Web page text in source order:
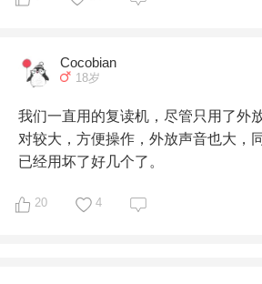
六，车上听
给家里的车里也存了很多宝贝喜欢听
等，因为每周末都会带孩子出去玩，
间就将近两小时，所以，给车里存放
一边看着路上的风景，一边跟随车里
3.桌面版牛听听。我也没有充电习惯
版。娃画画玩耍的时候播英语，睡前
可以用手机控制，资源质量较好，还
综合起来我觉得实用性很强。缺点是
4.天猫精灵。几十块随便买的，资源
Cocobian
18岁
我们一直用的复读机，尽管只用了外
对较大，方便操作，外放声音也大，
已经用坏了好几个了。
20 4